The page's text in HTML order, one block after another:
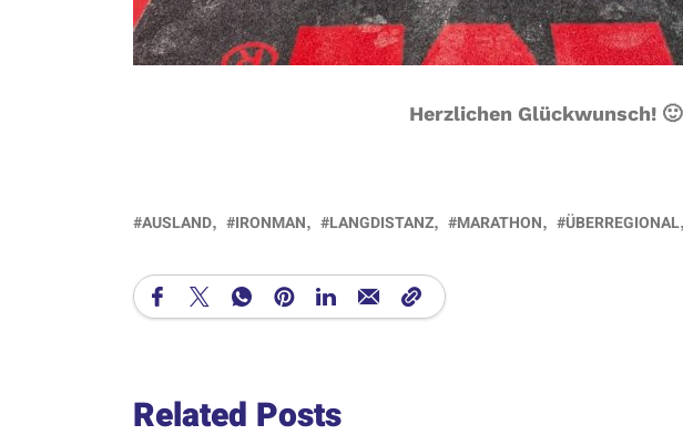
Herzlichen Glückwunsch! 🙂
AUSLAND IRONMAN LANGDISTANZ MARATHON ÜBERREGIONAL
Related Posts